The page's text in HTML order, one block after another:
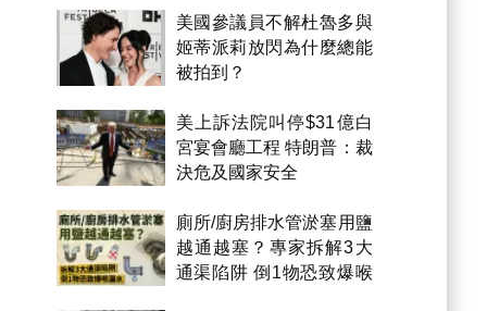
美國參議員不解杜魯多與
姬蒂派莉放閃為什麼總能
被拍到？
美上訴法院叫停$31億白
宮宴會廳工程 特朗普：裁
決危及國家安全
廁所/廚房排水管淤塞用鹽
越通越塞？專家拆解3大
通渠陷阱 倒1物恐致爆喉